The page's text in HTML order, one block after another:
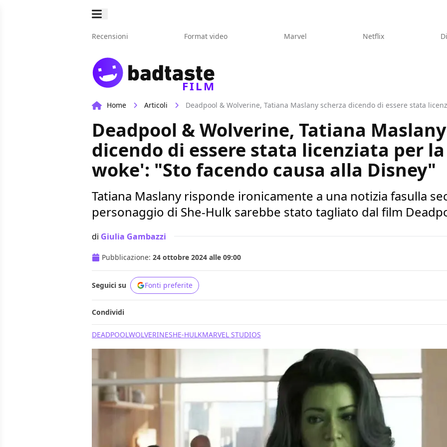
Recensioni Format video Marvel Netflix
FILM
Home Articoli
Deadpool & Wolverine, Tatiana
dicendo di essere stata licenziata per
woke': "Sto facendo causa alla Disney"
Tatiana Maslany risponde ironicamente a una notizia fasulla
personaggio di She-Hulk sarebbe stato tagliato dal film
di Giulia Gambazzi
Pubblicazione: 24 ottobre 2024 alle 09:00
Seguici su Fonti preferite
Condividi
DEADPOOLWOLVERINESHE-HULKMARVEL STUDIOS